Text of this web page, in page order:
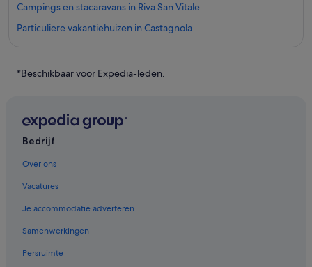
Campings en stacaravans in Riva San Vitale
Particuliere vakantiehuizen in Castagnola
Campings en stacaravans in Paradiso
Campings en stacaravans in Vico Morcote
Particuliere vakantiehuizen in Vico Morcote
Hotels in Capolago
Hotels in Brusino Arsizio
*Beschikbaar voor Expedia-leden.
Bedrijf
Over ons
Vacatures
Je accommodatie adverteren
Samenwerkingen
Persruimte